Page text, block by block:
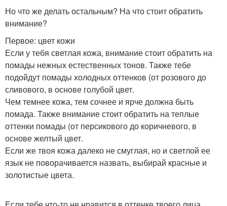
Но что же делать остальным? На что стоит обратить
внимание?
Первое: цвет кожи
Если у тебя светлая кожа, внимание стоит обратить на
помады нежных естественных тонов. Также тебе
подойдут помады холодных оттенков (от розового до
сливового, в основе голубой цвет.
Чем темнее кожа, тем сочнее и ярче должна быть
помада. Также внимание стоит обратить на теплые
оттенки помады (от персикового до коричневого, в
основе желтый цвет.
Если же твоя кожа далеко не смуглая, но и светлой ее
язык не поворачивается назвать, выбирай красные и
золотистые цвета.